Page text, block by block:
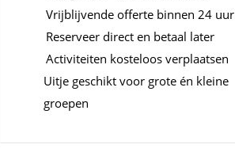
Vrijblijvende offerte binnen 24 uur
Reserveer direct en betaal later
Activiteiten kosteloos verplaatsen
Uitje geschikt voor grote én kleine
groepen